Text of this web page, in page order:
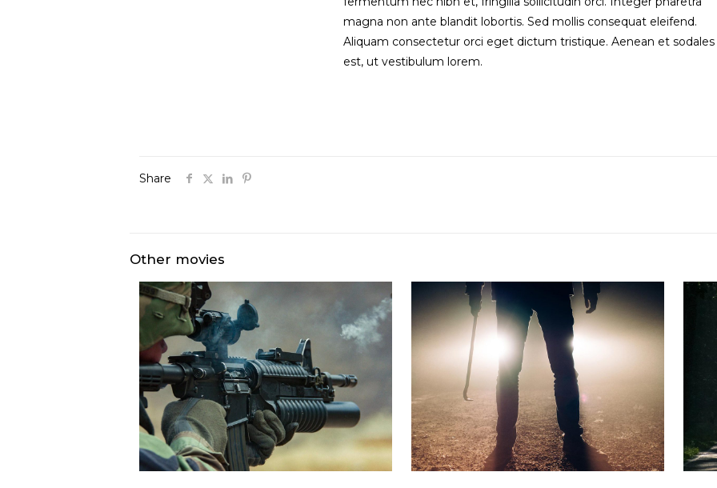
magna non ante blandit lobortis. Sed mollis consequat eleifend.
Aliquam consectetur orci eget dictum tristique. Aenean et sodales
est, ut vestibulum lorem.
Share
Other movies